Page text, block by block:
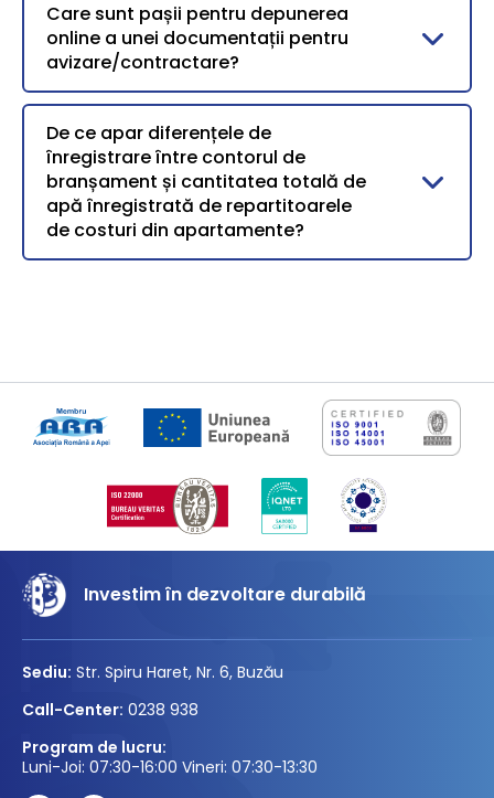
Care sunt pașii pentru depunerea
online a unei documentații pentru
avizare/contractare?
De ce apar diferențele de
înregistrare între contorul de
branșament și cantitatea totală de
apă înregistrată de repartitoarele
de costuri din apartamente?
Investim în dezvoltare durabilă
Sediu: Str. Spiru Haret, Nr. 6, Buzău
Call-Center: 0238 938
Program de lucru:
Luni-Joi: 07:30-16:00 Vineri: 07:30-13:30